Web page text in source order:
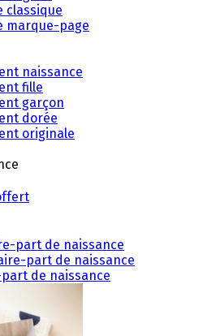
classique
marque-page
naissance
fille
garçon
dorée
originale
part de naissance
part de naissance
de naissance